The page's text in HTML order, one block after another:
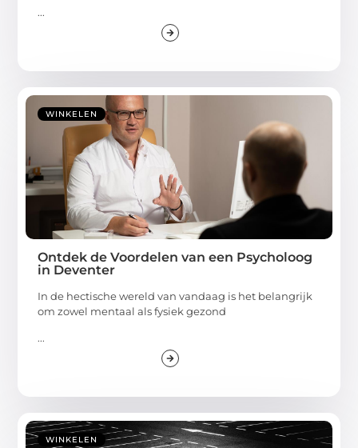
...
WINKELEN
Ontdek de Voordelen van een Psycholoog
in Deventer
In de hectische wereld van vandaag is het belangrijk
om zowel mentaal als fysiek gezond
...
WINKELEN